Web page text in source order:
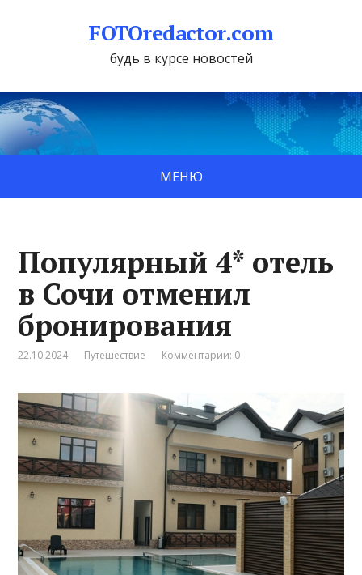
FOTOredactor.com
будь в курсе новостей
МЕНЮ
Популярный 4* отель
в Сочи отменил
бронирования
22.10.2024 Путешествие Комментарии: 0